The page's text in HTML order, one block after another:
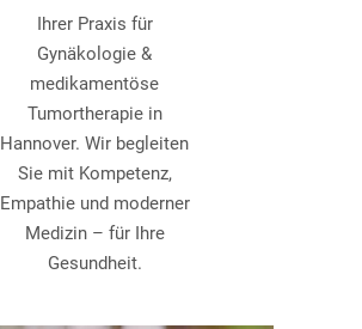
Ihrer Praxis für
Gynäkologie &
medikamentöse
Tumortherapie in
Hannover. Wir begleiten
Sie mit Kompetenz,
Empathie und moderner
Medizin – für Ihre
Gesundheit.